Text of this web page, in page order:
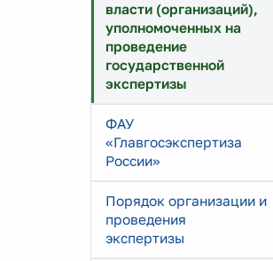
власти (организаций),
уполномоченных на
проведение
государственной
экспертизы
ФАУ
«Главгосэкспертиза
России»
Порядок организации и
проведения
экспертизы